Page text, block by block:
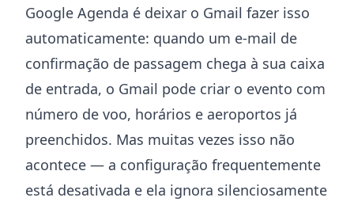
Google Agenda é deixar o Gmail fazer isso
automaticamente: quando um e-mail de
confirmação de passagem chega à sua caixa
de entrada, o Gmail pode criar o evento com
número de voo, horários e aeroportos já
preenchidos. Mas muitas vezes isso não
acontece — a configuração frequentemente
está desativada e ela ignora silenciosamente